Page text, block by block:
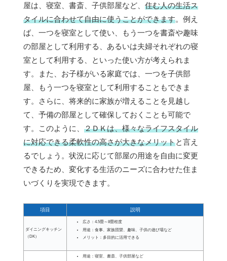
屋は、寝室、書斎、子供部屋など、 住む人の生活ス
タイルに合わせて自由に使うことができます。例え
ば、一つを寝室として使い、もう一つを書斎や趣味
の部屋として利用する、あるいは夫婦それぞれの寝
室として利用する、といった使い方が考えられま
す。また、お子様がいる家庭では、一つを子供部
屋、もう一つを寝室として利用することもできま
す。さらに、将来的に家族が増えることを見越し
て、予備の部屋として確保しておくことも可能で
す。このように、 ２ＤＫは、様々なライフスタイル
に対応できる柔軟性の高さが大きなメリットと言え
るでしょう。状況に応じて部屋の用途を自由に変更
できるため、変化する生活のニーズに合わせた住ま
いづくりを実現できます。
項目 説明
ダイニングキッチン
（DK）
広さ：4.5畳～8畳程度
用途：食事、家族団欒、趣味、子供の遊び場など
メリット：多目的に活用できる
用途：寝室、書斎、子供部屋など